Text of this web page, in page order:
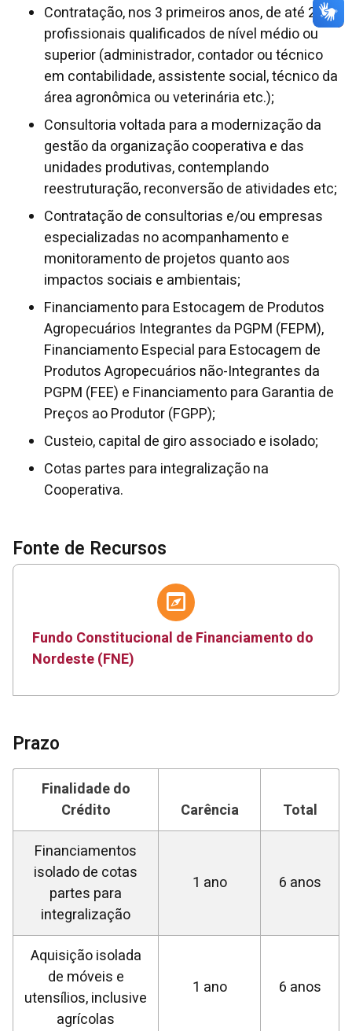
Contratação, nos 3 primeiros anos, de até 2
profissionais qualificados de nível médio ou
superior (administrador, contador ou técnico
em contabilidade, assistente social, técnico da
área agronômica ou veterinária etc.);
Consultoria voltada para a modernização da
gestão da organização cooperativa e das
unidades produtivas, contemplando
reestruturação, reconversão de atividades etc;
Contratação de consultorias e/ou empresas
especializadas no acompanhamento e
monitoramento de projetos quanto aos
impactos sociais e ambientais;
Financiamento para Estocagem de Produtos
Agropecuários Integrantes da PGPM (FEPM),
Financiamento Especial para Estocagem de
Produtos Agropecuários não-Integrantes da
PGPM (FEE) e Financiamento para Garantia de
Preços ao Produtor (FGPP);
Custeio, capital de giro associado e isolado;
Cotas partes para integralização na
Cooperativa.
Fonte de Recursos
Fundo Constitucional de Financiamento do
Nordeste (FNE)
Prazo
Finalidade do
Crédito
Carência
Total
Financiamentos
isolado de cotas
partes para
integralização
1 ano 6 anos
Aquisição isolada
de móveis e
utensílios, inclusive
agrícolas
1 ano 6 anos